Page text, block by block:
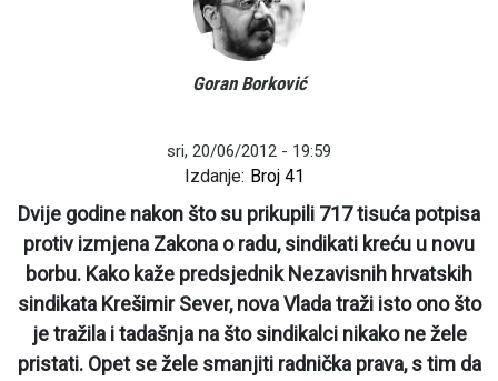
Goran Borković
sri, 20/06/2012 - 19:59
Izdanje: Broj 41
Dvije godine nakon što su prikupili 717 tisuća potpisa
protiv izmjena Zakona o radu, sindikati kreću u novu
borbu. Kako kaže predsjednik Nezavisnih hrvatskih
sindikata Krešimir Sever, nova Vlada traži isto ono što
je tražila i tadašnja na što sindikalci nikako ne žele
pristati. Opet se žele smanjiti radnička prava, s tim da